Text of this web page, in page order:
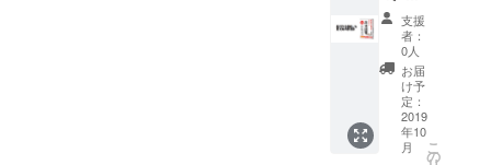
１】２
時間、
完全ク
ローズ
ドの少
数精鋭
グルー
プセッ
ション
40万円
相当 真
剣勝負
であな
たの
パーソ
ナル・
メン
ターと
支援
者：
0人
お届
け予
定：
2019
年10
月
こ
の